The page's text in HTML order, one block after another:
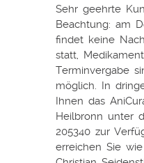
Sehr geehrte
Beachtung: am
findet keine
statt,
Terminvergabe
möglich. In
Ihnen das
Heilbronn unter
205340 zur
erreichen Sie